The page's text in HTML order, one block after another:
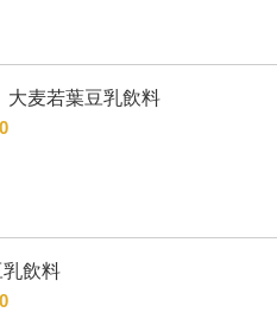
大麦若葉豆乳飲料
0
飲料
0